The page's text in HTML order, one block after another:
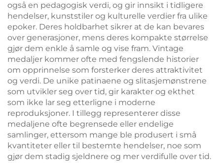
også en pedagogisk verdi, og gir innsikt i tidligere
hendelser, kunststiler og kulturelle verdier fra ulike
epoker. Deres holdbarhet sikrer at de kan bevares
over generasjoner, mens deres kompakte størrelse
gjør dem enkle å samle og vise fram. Vintage
medaljer kommer ofte med fengslende historier
om opprinnelse som forsterker deres attraktivitet
og verdi. De unike patinaene og slitasjemønstrene
som utvikler seg over tid, gir karakter og ekthet
som ikke lar seg etterligne i moderne
reproduksjoner. I tillegg representerer disse
medaljene ofte begrensede eller endelige
samlinger, ettersom mange ble produsert i små
kvantiteter eller til bestemte hendelser, noe som
gjør dem stadig sjeldnere og mer verdifulle over tid.